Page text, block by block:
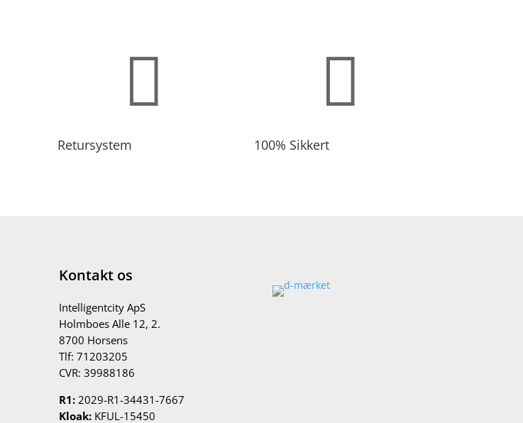

Retursystem

100% Sikkert
Kontakt os
Intelligentcity ApS
Holmboes Alle 12, 2.
8700 Horsens
Tlf: 71203205
CVR: 39988186
R1:2029-R1-34431-7667
Kloak: KFUL-15450